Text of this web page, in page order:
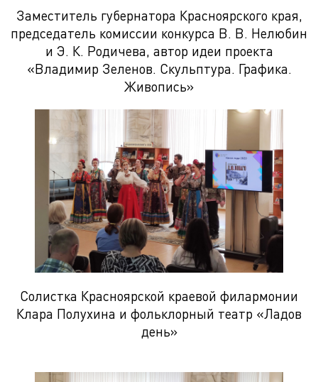
Заместитель губернатора Красноярского края,
председатель комиссии конкурса В. В. Нелюбин
и Э. К. Родичева, автор идеи проекта
«Владимир Зеленов. Скульптура. Графика.
Живопись»
Солистка Красноярской краевой филармонии
Клара Полухина и фольклорный театр «Ладов
день»